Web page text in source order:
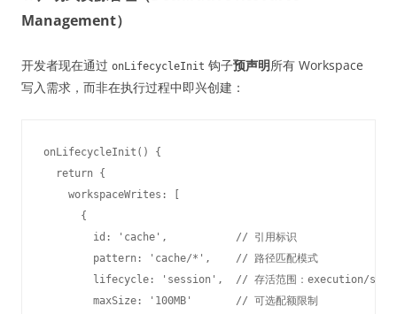
Management）
开发者现在通过 onLifecycleInit 钩子预声明所有 Workspace
写入需求，而非在执行过程中即兴创建：
onLifecycleInit() {
  return {
    workspaceWrites: [
      {
        id: 'cache',           // 引用标识
        pattern: 'cache/*',    // 路径匹配模式
lifecycle: 'session',  // 存活范围：execution/
        maxSize: '100MB'       // 可选配额限制